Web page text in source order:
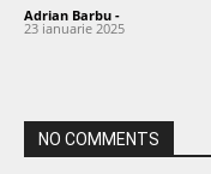
Adrian Barbu -
23 ianuarie 2025
NO COMMENTS